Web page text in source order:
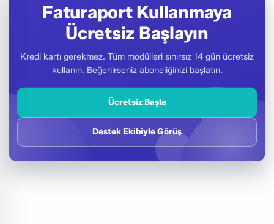
Faturaport Kullanmaya
Ücretsiz Başlayın
Kredi kartı gerekmez. Tüm modülleri sınırsız 14 gün ücretsiz
kullanın. Beğenirseniz aboneliğinizi başlatın.
Ücretsiz Başla
Destek Ekibiyle Görüş